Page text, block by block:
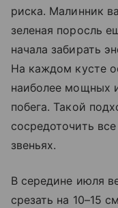
риска. Малинник
зеленая поросль
начала забирать
На каждом кусте
наиболее мощных
побега. Такой
сосредоточить
звеньях.
В середине июля
срезать на 10–15